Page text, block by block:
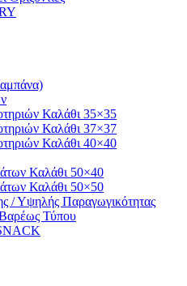
Καλάθι 35×35
Καλάθι 37×37
Καλάθι 40×40
Καλάθι 50×40
Καλάθι 50×50
/ Υψηλής Παραγωγικότητας
Τύπου